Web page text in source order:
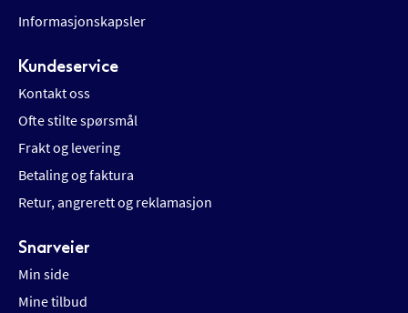
Informasjonskapsler
Kundeservice
Kontakt oss
Ofte stilte spørsmål
Frakt og levering
Betaling og faktura
Retur, angrerett og reklamasjon
Snarveier
Min side
Mine tilbud